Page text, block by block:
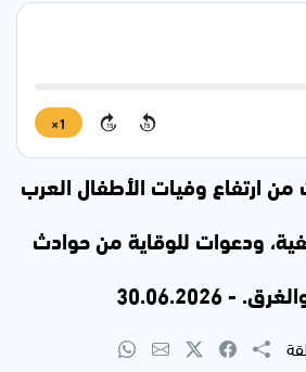
15
15
1×
ارتفاع وفيات الأطفال العرب
ودعوات للوقاية من حوادث
- 30.06.2026